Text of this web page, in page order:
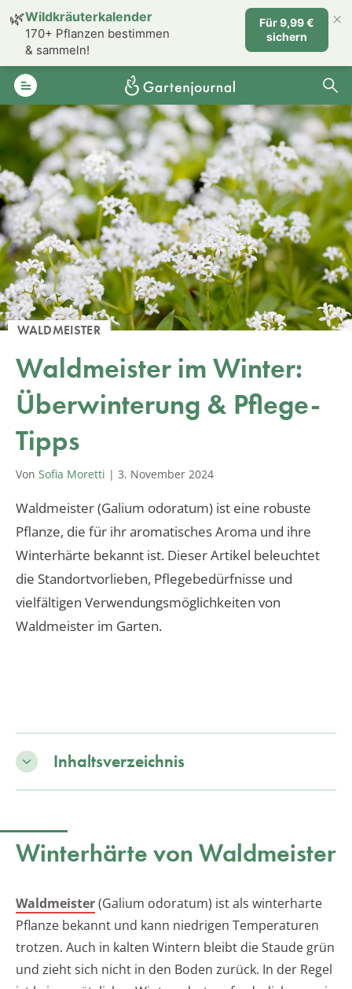
WALDMEISTER
Waldmeister im Winter:
Überwinterung & Pflege-
Tipps
Von Sofia Moretti | 3. November 2024
Waldmeister (Galium odoratum) ist eine robuste
Pflanze, die für ihr aromatisches Aroma und ihre
Winterhärte bekannt ist. Dieser Artikel beleuchtet
die Standortvorlieben, Pflegebedürfnisse und
vielfältigen Verwendungsmöglichkeiten von
Waldmeister im Garten.
Inhaltsverzeichnis
Winterhärte von Waldmeister
Waldmeister(Galium odoratum) ist als winterharte
Pflanze bekannt und kann niedrigen Temperaturen
trotzen. Auch in kalten Wintern bleibt die Staude grün
und zieht sich nicht in den Boden zurück. In der Regel
🌿Wildkräuterkalender
170+ Pflanzen bestimmen
& sammeln!
Für 9,99 €
sichern
×